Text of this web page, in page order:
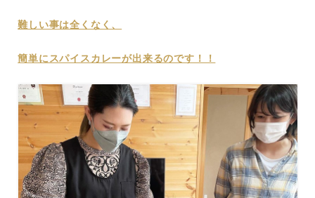
難しい事は全くなく、
簡単にスパイスカレーが出来るのです！！